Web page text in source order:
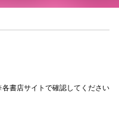
書店サイトで確認してください